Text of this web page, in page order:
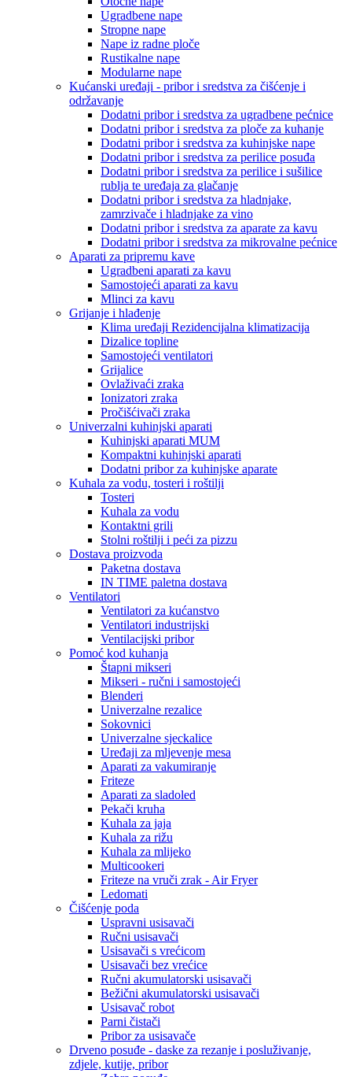
Ugradbene nape
Stropne nape
Nape iz radne ploče
Rustikalne nape
Modularne nape
Kućanski uređaji - pribor i sredstva za čišćenje i
održavanje
Dodatni pribor i sredstva za ugradbene pećnice
Dodatni pribor i sredstva za ploče za kuhanje
Dodatni pribor i sredstva za kuhinjske nape
Dodatni pribor i sredstva za perilice posuđa
Dodatni pribor i sredstva za perilice i sušilice
rublja te uređaja za glačanje
Dodatni pribor i sredstva za hladnjake,
zamrzivače i hladnjake za vino
Dodatni pribor i sredstva za aparate za kavu
Dodatni pribor i sredstva za mikrovalne pećnice
Aparati za pripremu kave
Ugradbeni aparati za kavu
Samostojeći aparati za kavu
Mlinci za kavu
Grijanje i hlađenje
Klima uređaji Rezidencijalna klimatizacija
Dizalice topline
Samostojeći ventilatori
Grijalice
Ovlaživaći zraka
Ionizatori zraka
Pročišćivači zraka
Univerzalni kuhinjski aparati
Kuhinjski aparati MUM
Kompaktni kuhinjski aparati
Dodatni pribor za kuhinjske aparate
Kuhala za vodu, tosteri i roštilji
Tosteri
Kuhala za vodu
Kontaktni grili
Stolni roštilji i peći za pizzu
Dostava proizvoda
Paketna dostava
IN TIME paletna dostava
Ventilatori
Ventilatori za kućanstvo
Ventilatori industrijski
Ventilacijski pribor
Pomoć kod kuhanja
Štapni mikseri
Mikseri - ručni i samostojeći
Blenderi
Univerzalne rezalice
Sokovnici
Univerzalne sjeckalice
Uređaji za mljevenje mesa
Aparati za vakumiranje
Friteze
Aparati za sladoled
Pekači kruha
Kuhala za jaja
Kuhala za rižu
Kuhala za mlijeko
Multicookeri
Friteze na vruči zrak - Air Fryer
Ledomati
Čišćenje poda
Uspravni usisavači
Ručni usisavači
Usisavači s vrećicom
Usisavači bez vrećice
Ručni akumulatorski usisavači
Bežični akumulatorski usisavači
Usisavač robot
Parni čistači
Pribor za usisavače
Drveno posuđe - daske za rezanje i posluživanje,
zdjele, kutije, pribor